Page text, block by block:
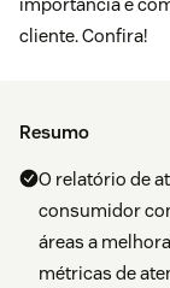
cliente. Confira!
Resumo
O relatório de
consumidor
áreas a
métricas de